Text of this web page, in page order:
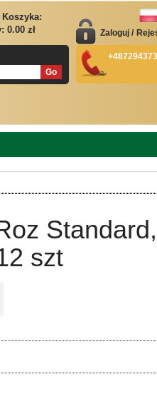
0.00 zł Zaloguj /
Standard,
szt